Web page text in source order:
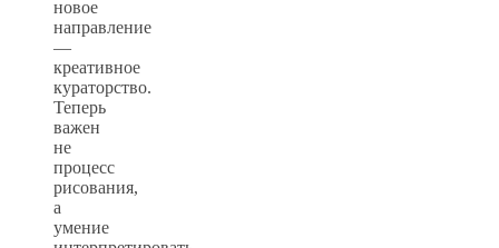
новое
направление
—
креативное
кураторство.
Теперь
важен
не
процесс
рисования,
а
умение